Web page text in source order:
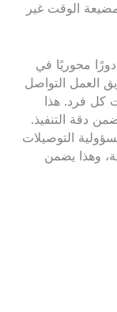
الوقت غير
محوريًا في
العمل التواصل
كل فرد. هذا
دقة التنفيذ.
التوصيلات
وهذا يضمن